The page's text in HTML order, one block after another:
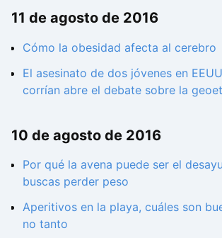
11 de agosto de 2016
Cómo la obesidad afecta al cerebro
El asesinato de dos jóvenes en
corrían abre el debate sobre la
10 de agosto de 2016
Por qué la avena puede ser el
buscas perder peso
Aperitivos en la playa, cuáles son
no tanto